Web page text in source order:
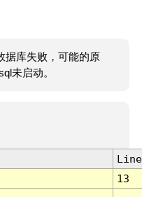
据库失败，可能的原
未启动。
Line
13